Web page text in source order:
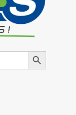
Search Button